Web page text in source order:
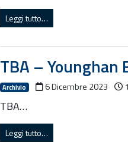
Leggi tutto…
TBA – Younghan
Archivio 6 Dicembre 2023
TBA…
Leggi tutto…